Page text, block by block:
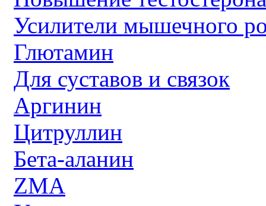
Усилители мышечного
Глютамин
Для суставов и связок
Аргинин
Цитруллин
Бета-аланин
ZMA